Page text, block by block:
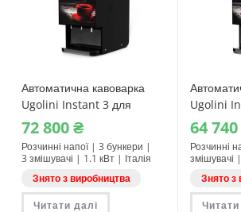
Автоматична кавоварка
Ugolini Instant 3 для
розчинних напоїв
72‎ 800₴
Розчинні напої | 3 бункери |
3 змішувачі | 1.1 кВт | Італія
Знято з виробництва
Читати далі
Ugolini
64‎ 740
Розчинні
змішувачі
Знято з
Читати